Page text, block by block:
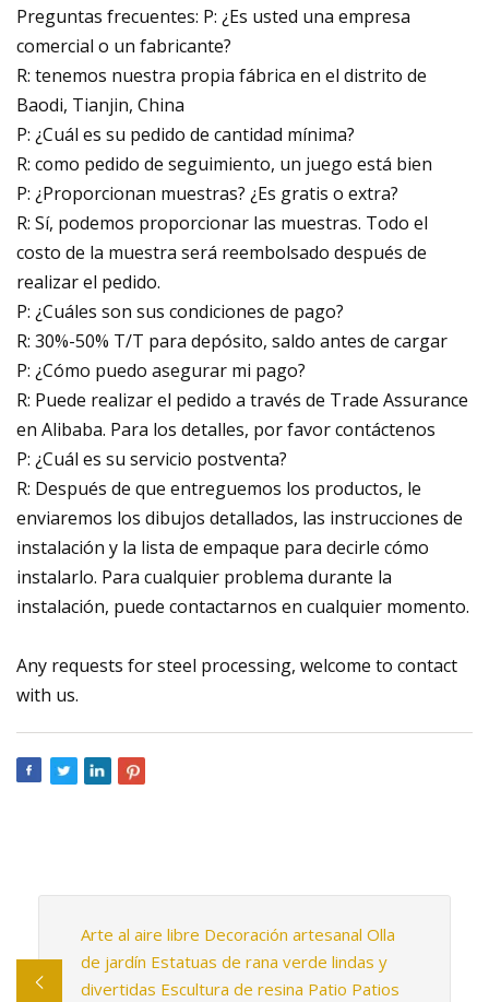
Preguntas frecuentes: P: ¿Es usted una empresa
comercial o un fabricante?
R: tenemos nuestra propia fábrica en el distrito de
Baodi, Tianjin, China
P: ¿Cuál es su pedido de cantidad mínima?
R: como pedido de seguimiento, un juego está bien
P: ¿Proporcionan muestras? ¿Es gratis o extra?
R: Sí, podemos proporcionar las muestras. Todo el
costo de la muestra será reembolsado después de
realizar el pedido.
P: ¿Cuáles son sus condiciones de pago?
R: 30%-50% T/T para depósito, saldo antes de cargar
P: ¿Cómo puedo asegurar mi pago?
R: Puede realizar el pedido a través de Trade Assurance
en Alibaba. Para los detalles, por favor contáctenos
P: ¿Cuál es su servicio postventa?
R: Después de que entreguemos los productos, le
enviaremos los dibujos detallados, las instrucciones de
instalación y la lista de empaque para decirle cómo
instalarlo. Para cualquier problema durante la
instalación, puede contactarnos en cualquier momento.
Any requests for steel processing, welcome to contact
with us.
Arte al aire libre Decoración artesanal Olla
de jardín Estatuas de rana verde lindas y
divertidas Escultura de resina Patio Patios